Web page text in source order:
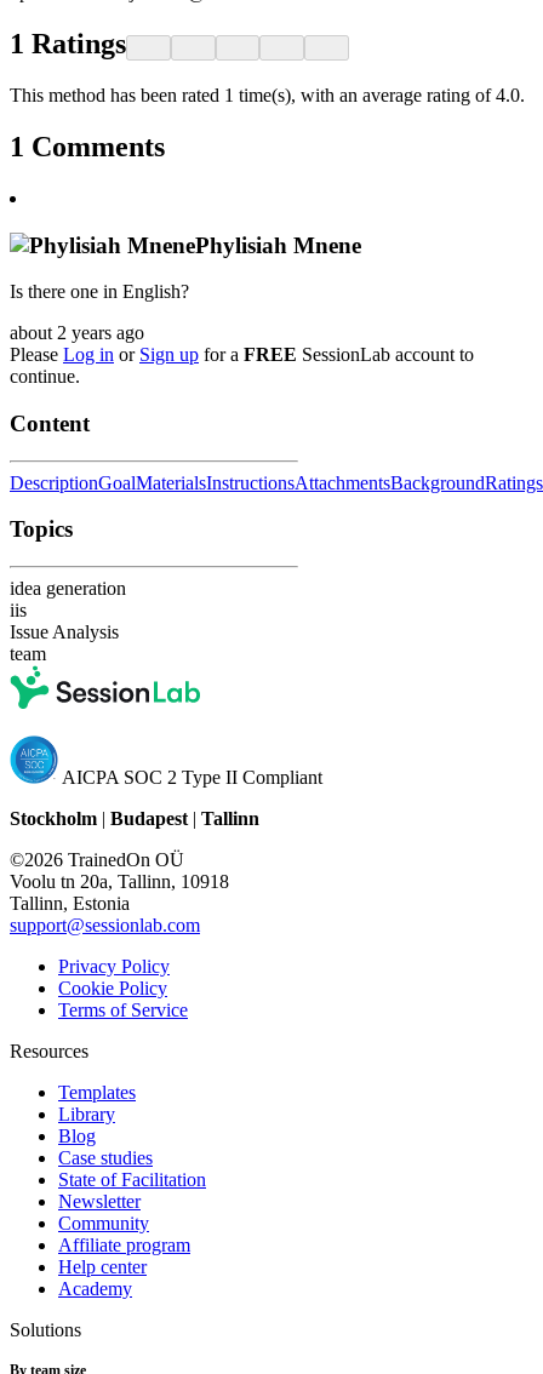
1 Ratings
This method has been rated 1 time(s), with an average rating of 4.0.
1 Comments
Phylisiah Mnene
Is there one in English?
about 2 years ago
Please Log in or Sign up for a FREE SessionLab account to
continue.
Content
DescriptionGoalMaterialsInstructionsAttachmentsBackgroundRatings
Topics
idea generation
iis
Issue Analysis
team
AICPA SOC 2 Type II Compliant
Stockholm | Budapest | Tallinn
©2026 TrainedOn OÜ
Voolu tn 20a, Tallinn, 10918
Tallinn, Estonia
support@sessionlab.com
Privacy Policy
Cookie Policy
Terms of Service
Resources
Templates
Library
Blog
Case studies
State of Facilitation
Newsletter
Community
Affiliate program
Help center
Academy
Solutions
By team size